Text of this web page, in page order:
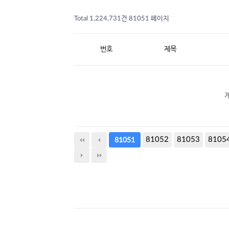
Total 1,224,731건 81051 페이지
번호 제목
81051 81052 81053